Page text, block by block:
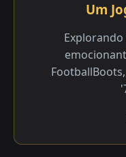
Um
Explorando